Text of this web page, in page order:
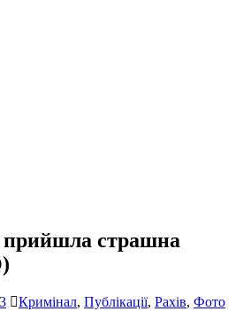
прийшла страшна
Кримінал, Публікації, Рахів, Фото